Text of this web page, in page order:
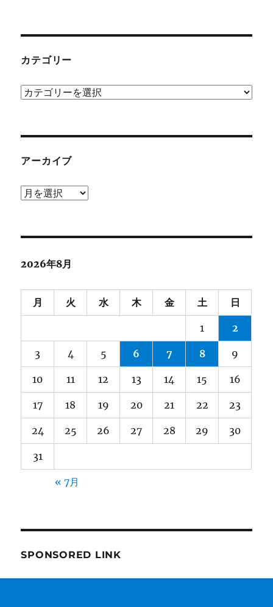
カテゴリー
カ
ー
アーカイブ
ア
ブ
2026年8月
月 火 水 木 金 土 日
1 2
3 4 5 6 7 8 9
10 11 12 13 14 15 16
17 18 19 20 21 22 23
24 25 26 27 28 29 30
31
« 7月
SPONSORED LINK